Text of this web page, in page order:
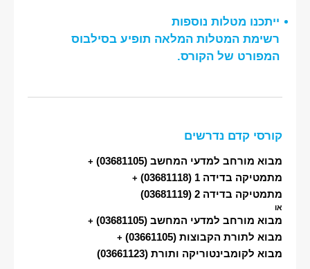
ייתכנו מטלות נוספות
רשימת המטלות המלאה תופיע בסילבוס
המפורט של הקורס.
קורסי קדם נדרשים
מבוא מורחב למדעי המחשב (03681105)
+
מתמטיקה בדידה 1 (03681118)
+
מתמטיקה בדידה 2 (03681119)
או
מבוא מורחב למדעי המחשב (03681105)
+
מבוא לתורת הקבוצות (03661105)
+
מבוא לקומבינטוריקה ותורת (03661123)